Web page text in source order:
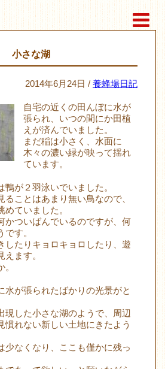
小さな湖
2014年6月24日 / 養蜂場日記
自宅の近くの田んぼに水が
張られ、いつの間にか田植
えが済んでいました。
まだ稲は小さく、水面に
木々の濃い緑が映って揺れ
ています。
鴨が２羽泳いでいました。
ことはあまり無い鳥なので、
ていました。
かついばんでいるのですが、何
す。
したりキョロキョロしたり、遊
ます。
水が張られたばかりの光景がと
現した小さな湖のようで、周辺
慣れない新しい土地にきたよう
少なくなり、ここも僅かに残っ